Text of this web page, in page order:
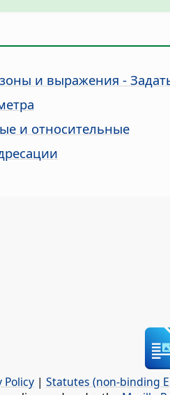
и выражения -
и относительные
Policy | Statutes (non-binding